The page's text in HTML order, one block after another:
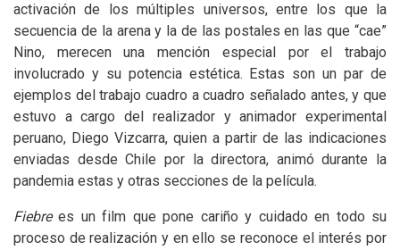
activación de los múltiples universos, entre los que la
secuencia de la arena y la de las postales en las que “cae”
Nino, merecen una mención especial por el trabajo
involucrado y su potencia estética. Estas son un par de
ejemplos del trabajo cuadro a cuadro señalado antes, y que
estuvo a cargo del realizador y animador experimental
peruano, Diego Vizcarra, quien a partir de las indicaciones
enviadas desde Chile por la directora, animó durante la
pandemia estas y otras secciones de la película.
Fiebrees un film que pone cariño y cuidado en todo su
proceso de realización y en ello se reconoce el interés por